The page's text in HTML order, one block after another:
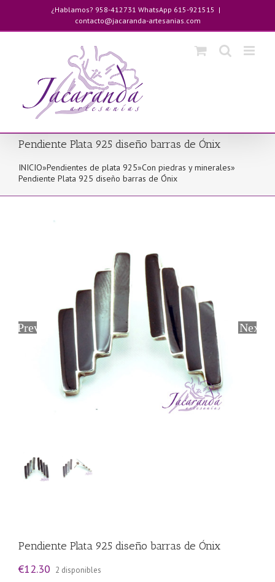
contenido
¿Hablamos? 958-412731 WhatsApp 615-921515 |
contacto@jacaranda-artesanias.com
Pendiente Plata 925 diseño barras de Ónix
INICIO»Pendientes de plata 925»Con piedras y minerales»
Pendiente Plata 925 diseño barras de Ónix
Previous Next
Pendiente Plata 925 diseño barras de Ónix
€12.30 2 disponibles